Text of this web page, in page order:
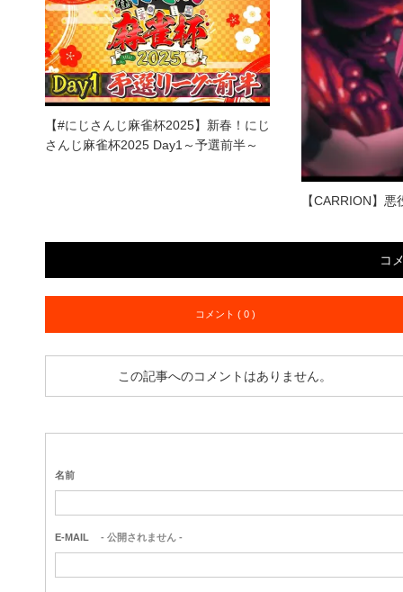
【#にじさんじ麻雀杯2025】新春！にじ
さんじ麻雀杯2025 Day1～予選前半～
【CARRION】
コ
コメント ( 0 )
この記事へのコメントはありません。
名前
E-MAIL - 公開されません -